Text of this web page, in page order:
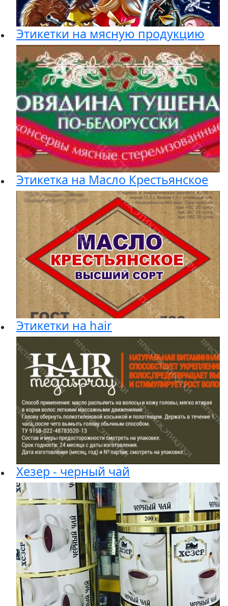
Этикетки на мясную продукцию
Этикетка на Масло Крестьянское
Этикетки на hair
Хезер - черный чай